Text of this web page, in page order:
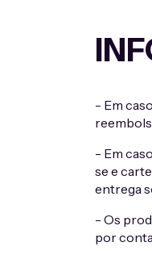
- Em
- Em
se e
entrega
- Os
por